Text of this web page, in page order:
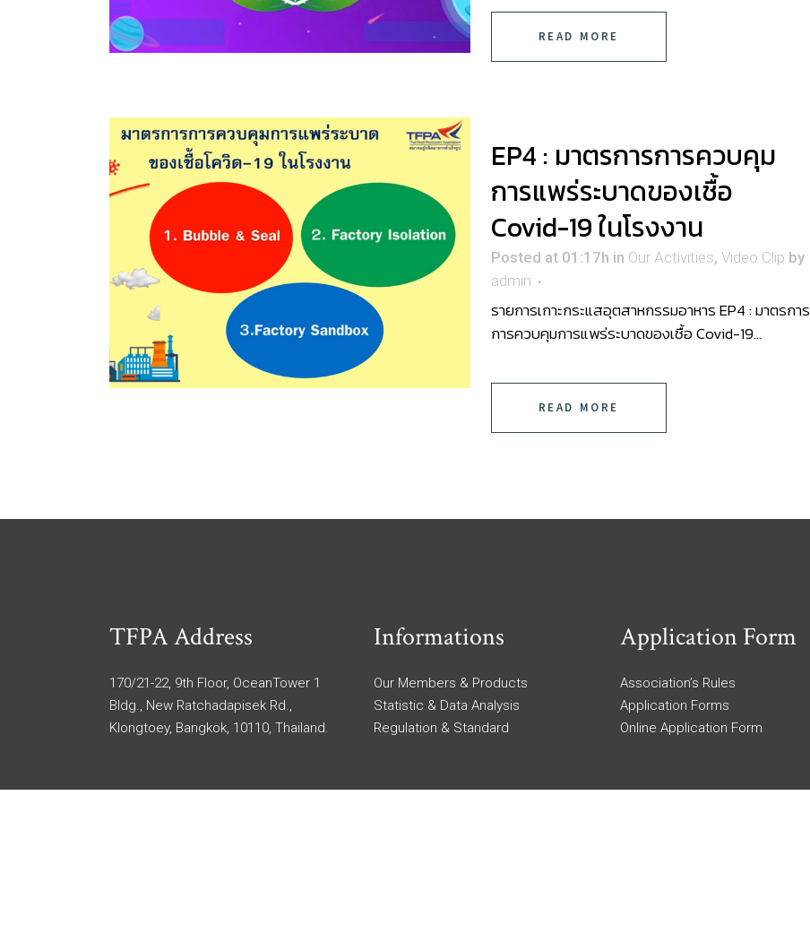
READ MORE
EP4 : มาตรการการควบคุม
การแพร่ระบาดของเชื้อ
Covid-19 ในโรงงาน
Posted at 01:17h in Our Activities, Video Clip by
admin
รายการเกาะกระแสอุตสาหกรรมอาหาร EP4 : มาตรการ
การควบคุมการแพร่ระบาดของเชื้อ Covid-19...
READ MORE
TFPA Address
170/21-22, 9th Floor, OceanTower 1
Bldg., New Ratchadapisek Rd.,
Klongtoey, Bangkok, 10110, Thailand.
Informations
Our Members & Products
Statistic & Data Analysis
Regulation & Standard
Application Form
Association’s Rules
Application Forms
Online Application Form